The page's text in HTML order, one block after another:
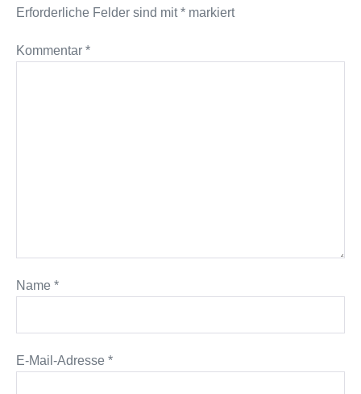
Erforderliche Felder sind mit* markiert
Kommentar *
Name *
E-Mail-Adresse *